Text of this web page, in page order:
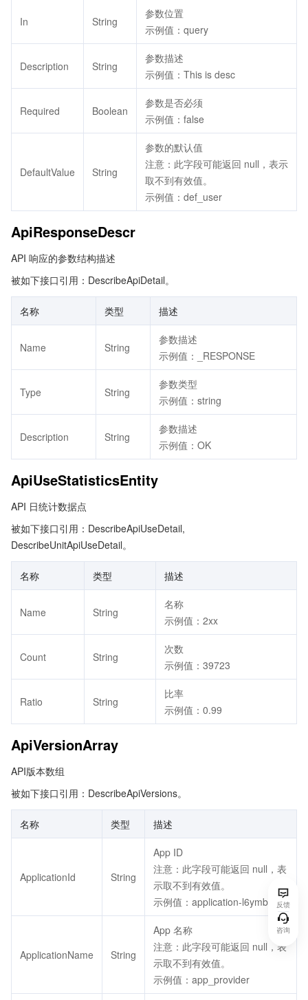
In String
参数位置
示例值：query
Description String
参数描述
示例值：This is desc
Required Boolean
参数是否必须
示例值：false
DefaultValue String
参数的默认值
注意：此字段可能返回 null，表示
取不到有效值。
示例值：def_user
ApiResponseDescr
API 响应的参数结构描述
被如下接口引用：DescribeApiDetail。
名称 类型 描述
Name String
参数描述
示例值：_RESPONSE
Type String
参数类型
示例值：string
Description String
参数描述
示例值：OK
ApiUseStatisticsEntity
API 日统计数据点
被如下接口引用：DescribeApiUseDetail,
DescribeUnitApiUseDetail。
名称 类型 描述
Name String
名称
示例值：2xx
Count String
次数
示例值：39723
Ratio String
比率
示例值：0.99
ApiVersionArray
API版本数组
被如下接口引用：DescribeApiVersions。
名称 类型 描述
ApplicationId String
App ID
注意：此字段可能返回 null，表
示取不到有效值。
示例值：application-l6ymbvgd
ApplicationName String
App 名称
注意：此字段可能返回 null，表
示取不到有效值。
示例值：app_provider
反馈
咨询